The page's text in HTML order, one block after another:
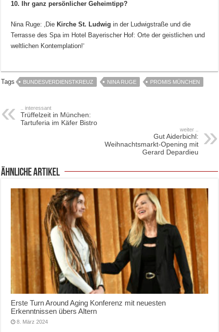
10. Ihr ganz persönlicher Geheimtipp?
Nina Ruge: ‚Die Kirche St. Ludwig in der Ludwigstraße und die
Terrasse des Spa im Hotel Bayerischer Hof: Orte der geistlichen und
weltlichen Kontemplation!‘
Tags BUNDESVERDIENSTKREUZ NINA RUGE PROMIS MÜNCHEN
.. interessant
Trüffelzeit in München:
Tartuferia im Käfer Bistro
weiter ..
Gut Aiderbichl:
Weihnachtsmarkt-Opening mit
Gerard Depardieu
ähnliche Artikel
Erste Turn Around Aging Konferenz mit neuesten
Erkenntnissen übers Altern
8. März 2024